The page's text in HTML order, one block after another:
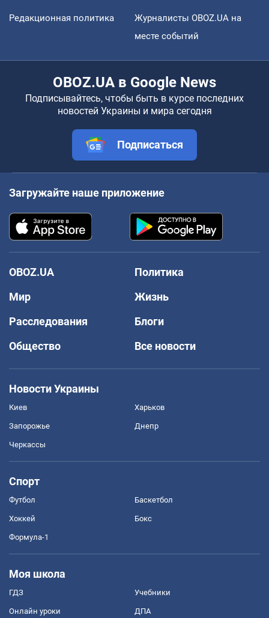
Редакционная политика
Журналисты OBOZ.UA на
месте событий
OBOZ.UA в Google News
Подписывайтесь, чтобы быть в курсе последних
новостей Украины и мира сегодня
Подписаться
Загружайте наше приложение
OBOZ.UA
Политика
Мир
Жизнь
Расследования
Блоги
Общество
Все новости
Новости Украины
Киев Харьков
Запорожье Днепр
Черкассы
Спорт
Футбол Баскетбол
Хоккей Бокс
Формула-1
Моя школа
ГДЗ Учебники
Онлайн уроки ДПА